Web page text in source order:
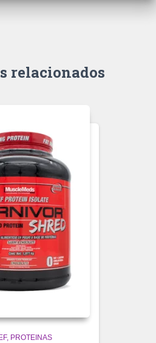
relacionados
PROTEINAS